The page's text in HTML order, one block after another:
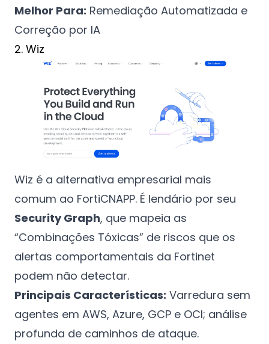
Melhor Para: Remediação Automatizada e
Correção por IA
2. Wiz
Wiz é a alternativa empresarial mais
comum ao FortiCNAPP. É lendário por seu
Security Graph, que mapeia as
“Combinações Tóxicas” de riscos que os
alertas comportamentais da Fortinet
podem não detectar.
Principais Características: Varredura sem
agentes em AWS, Azure, GCP e OCI; análise
profunda de caminhos de ataque.